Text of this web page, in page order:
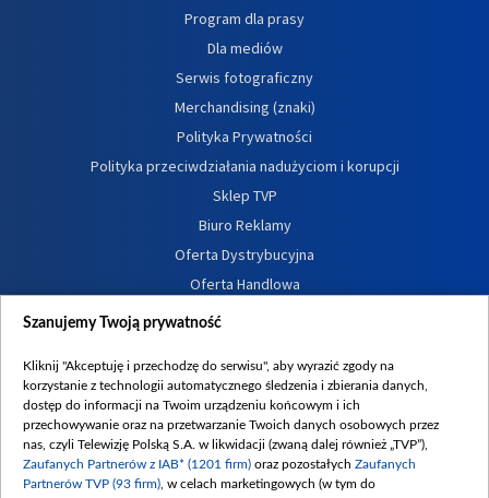
Program dla prasy
Dla mediów
Serwis fotograficzny
Merchandising (znaki)
Polityka Prywatności
Polityka przeciwdziałania nadużyciom i korupcji
Sklep TVP
Biuro Reklamy
Oferta Dystrybucyjna
Oferta Handlowa
Dostępność
Procedura zgłoszeń wewnętrznych
Szanujemy Twoją prywatność
Kliknij "Akceptuję i przechodzę do serwisu", aby wyrazić zgody na
korzystanie z technologii automatycznego śledzenia i zbierania danych,
dostęp do informacji na Twoim urządzeniu końcowym i ich
przechowywanie oraz na przetwarzanie Twoich danych osobowych przez
nas, czyli Telewizję Polską S.A. w likwidacji (zwaną dalej również „TVP”),
Zaufanych Partnerów z IAB* (1201 firm) oraz pozostałych Zaufanych
Partnerów TVP (93 firm) , w celach marketingowych (w tym do